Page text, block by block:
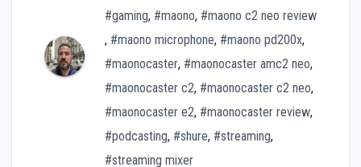
#gaming, #maono, #maono c2 neo review
, #maono microphone, #maono pd200x,
#maonocaster, #maonocaster amc2 neo,
#maonocaster c2, #maonocaster c2 neo,
#maonocaster e2, #maonocaster review,
#podcasting, #shure, #streaming,
#streaming mixer